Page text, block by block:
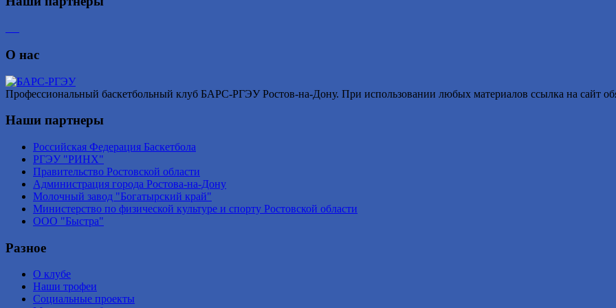
О нас
Профессиональный баскетбольный клуб БАРС-РГЭУ Ростов-на-Дону. При использовании любых материалов ссылка на сайт
Наши партнеры
Российская Федерация Баскетбола
РГЭУ "РИНХ"
Правительство Ростовской области
Администрация города Ростова-на-Дону
Молочный завод "Богатырский край"
Министерство по физической культуре и спорту Ростовской области
ООО "Быстра"
Разное
О клубе
Наши трофеи
Социальные проекты